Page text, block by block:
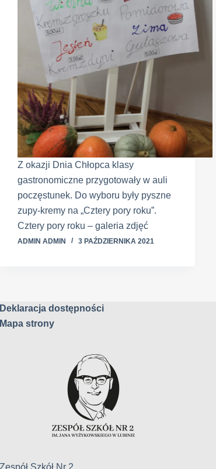
Z okazji Dnia Chłopca klasy
gastronomiczne przygotowały w auli
poczęstunek. Do wyboru były pyszne
zupy-kremy na „Cztery pory roku”.
Cztery pory roku – galeria zdjęć
ADMIN ADMIN 3 PAŹDZIERNIKA 2021
Deklaracja dostępności
Mapa strony
Zespół Szkół Nr 2